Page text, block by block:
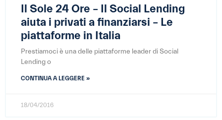
Il Sole 24 Ore – Il Social Lending
aiuta i privati a finanziarsi – Le
piattaforme in Italia
Prestiamoci è una delle piattaforme leader di Social
Lending o
CONTINUA A LEGGERE »
18/04/2016